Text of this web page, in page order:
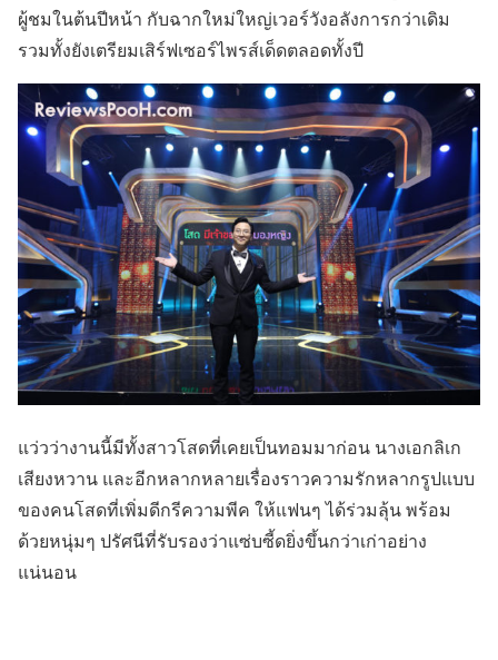
ผู้ชมในต้นปีหน้า กับฉากใหม่ใหญ่เวอร์วังอลังการกว่าเดิม
รวมทั้งยังเตรียมเสิร์ฟเซอร์ไพรส์เด็ดตลอดทั้งปี
แว่วว่างานนี้มีทั้งสาวโสดที่เคยเป็นทอมมาก่อน นางเอกลิเก
เสียงหวาน และอีกหลากหลายเรื่องราวความรักหลากรูปแบบ
ของคนโสดที่เพิ่มดีกรีความพีค ให้แฟนๆ ได้ร่วมลุ้น พร้อม
ด้วยหนุ่มๆ ปรัศนีที่รับรองว่าแซ่บซี้ดยิ่งขึ้นกว่าเก่าอย่าง
แน่นอน